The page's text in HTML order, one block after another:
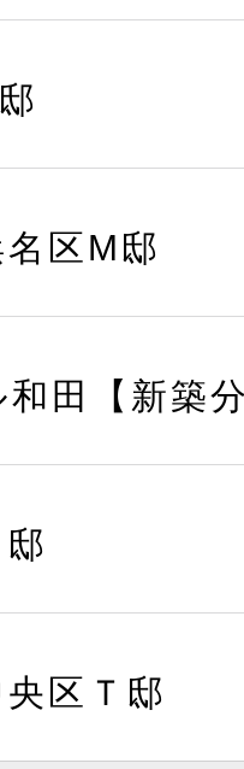
区M邸
和田【新築
区Ｔ邸